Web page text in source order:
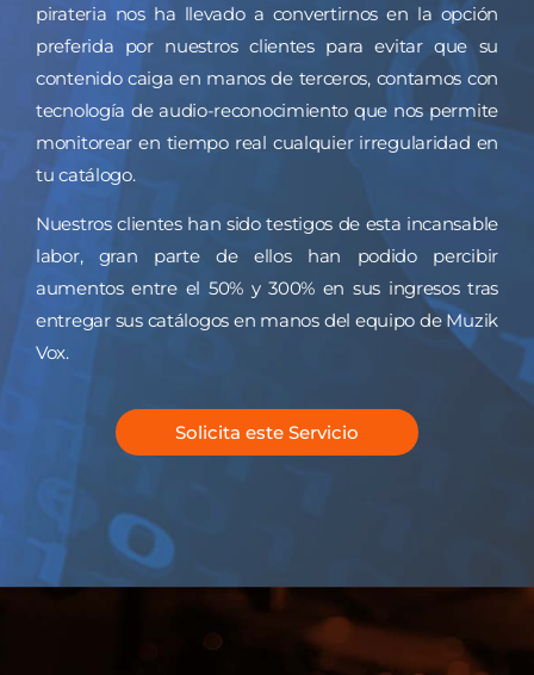
pirateria nos ha llevado a convertirnos en la opción
preferida por nuestros clientes para evitar que su
contenido caiga en manos de terceros, contamos con
tecnología de audio-reconocimiento que nos permite
monitorear en tiempo real cualquier irregularidad en
tu catálogo.
Nuestros clientes han sido testigos de esta incansable
labor, gran parte de ellos han podido percibir
aumentos entre el 50% y 300% en sus ingresos tras
entregar sus catálogos en manos del equipo de Muzik
Vox.
Solicita este Servicio